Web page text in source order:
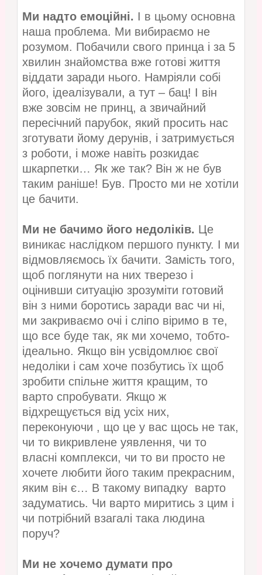
Ми надто емоційні. І в цьому основна
наша проблема. Ми вибираємо не
розумом. Побачили свого принца і за 5
хвилин знайомства вже готові життя
віддати заради нього. Намріяли собі
його, ідеалізували, а тут – бац! І він
вже зовсім не принц, а звичайний
пересічний парубок, який просить нас
зготувати йому дерунів, і затримується
з роботи, і може навіть розкидає
шкарпетки… Як же так? Він ж не був
таким раніше! Був. Просто ми не хотіли
це бачити.
Ми не бачимо його недоліків. Це
виникає наслідком першого пункту. І ми
відмовляємось їх бачити. Замість того,
щоб поглянути на них тверезо і
оцінивши ситуацію зрозуміти готовий
він з ними боротись заради вас чи ні,
ми закриваємо очі і сліпо віримо в те,
що все буде так, як ми хочемо, тобто-
ідеально. Якщо він усвідомлює свої
недоліки і сам хоче позбутись їх щоб
зробити спільне життя кращим, то
варто спробувати. Якщо ж
відхрещується від усіх них,
переконуючи , що це у вас щось не так,
чи то викривлене уявлення, чи то
власні комплекси, чи то ви просто не
хочете любити його таким прекрасним,
яким він є… В такому випадку варто
задуматись. Чи варто миритись з цим і
чи потрібний взагалі така людина
поруч?
Ми не хочемо думати про